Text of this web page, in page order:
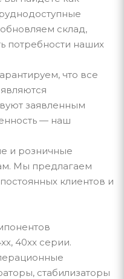
склад,
потребности наших
что все
заявленным
— наш
и розничные
Мы предлагаем
клиентов и
40xx серии.
стабилизаторы